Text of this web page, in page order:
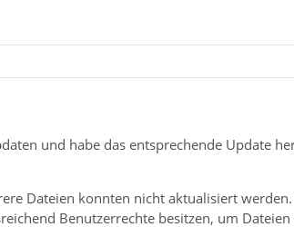
und habe das entsprechende Update
Dateien konnten nicht aktualisiert
Benutzerrechte besitzen, um